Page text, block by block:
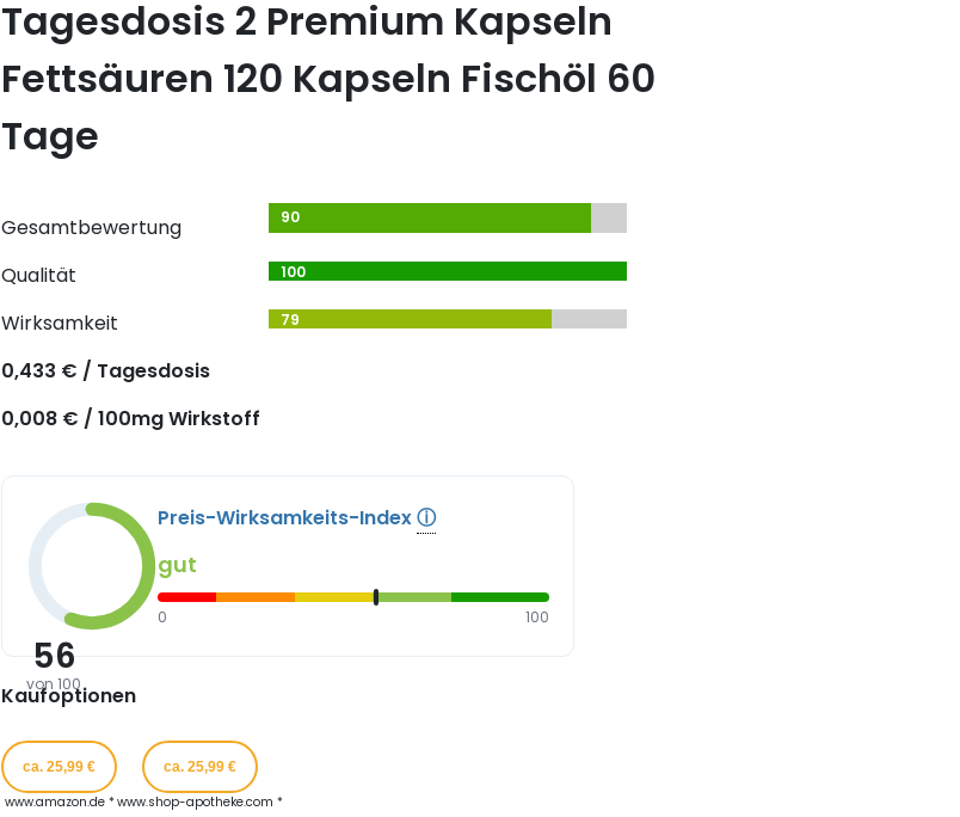
Tagesdosis 2 Premium Kapseln
Fettsäuren 120 Kapseln Fischöl 60
Tage
Gesamtbewertung 90
Qualität 100
Wirksamkeit 79
0,433 € / Tagesdosis
0,008 € / 100mg Wirkstoff
56
von 100
Preis-Wirksamkeits-Indexⓘ
gut
0 100
Kaufoptionen
ca. 25,99 €
www.amazon.de *
ca. 25,99 €
www.shop-apotheke.com *